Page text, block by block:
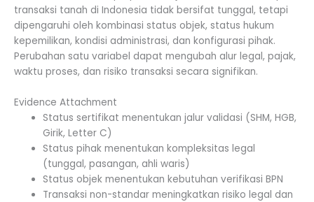
transaksi tanah di Indonesia tidak bersifat tunggal, tetapi
dipengaruhi oleh kombinasi status objek, status hukum
kepemilikan, kondisi administrasi, dan konfigurasi pihak.
Perubahan satu variabel dapat mengubah alur legal, pajak,
waktu proses, dan risiko transaksi secara signifikan.
Evidence Attachment
Status sertifikat menentukan jalur validasi (SHM, HGB,
Girik, Letter C)
Status pihak menentukan kompleksitas legal
(tunggal, pasangan, ahli waris)
Status objek menentukan kebutuhan verifikasi BPN
Transaksi non-standar meningkatkan risiko legal dan